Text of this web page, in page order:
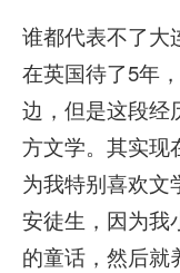
谁都代表不了
在英国待了5年
边，但是这段经
方文学。其实现
为我特别喜欢文
安徒生，因为我
的童话，然后